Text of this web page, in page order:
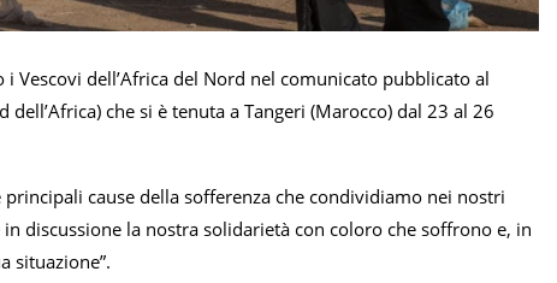
dell’Africa del Nord nel comunicato pubblicato al
che si è tenuta a Tangeri (Marocco) dal 23 al 26
cause della sofferenza che condividiamo nei nostri
discussione la nostra solidarietà con coloro che soffrono e, in
situazione”.